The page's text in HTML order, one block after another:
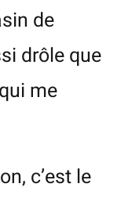
de
drôle que
me
c’est le